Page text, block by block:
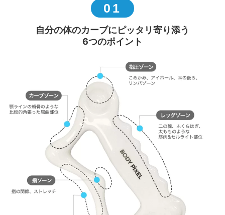
01
自分の体のカーブにピッタリ寄り添う
6つのポイント